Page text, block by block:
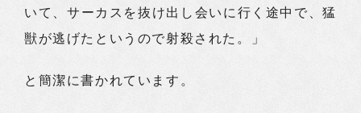
いて、サーカスを抜け出し会いに行く途中で、猛
獣が逃げたというので射殺された。」
と簡潔に書かれています。